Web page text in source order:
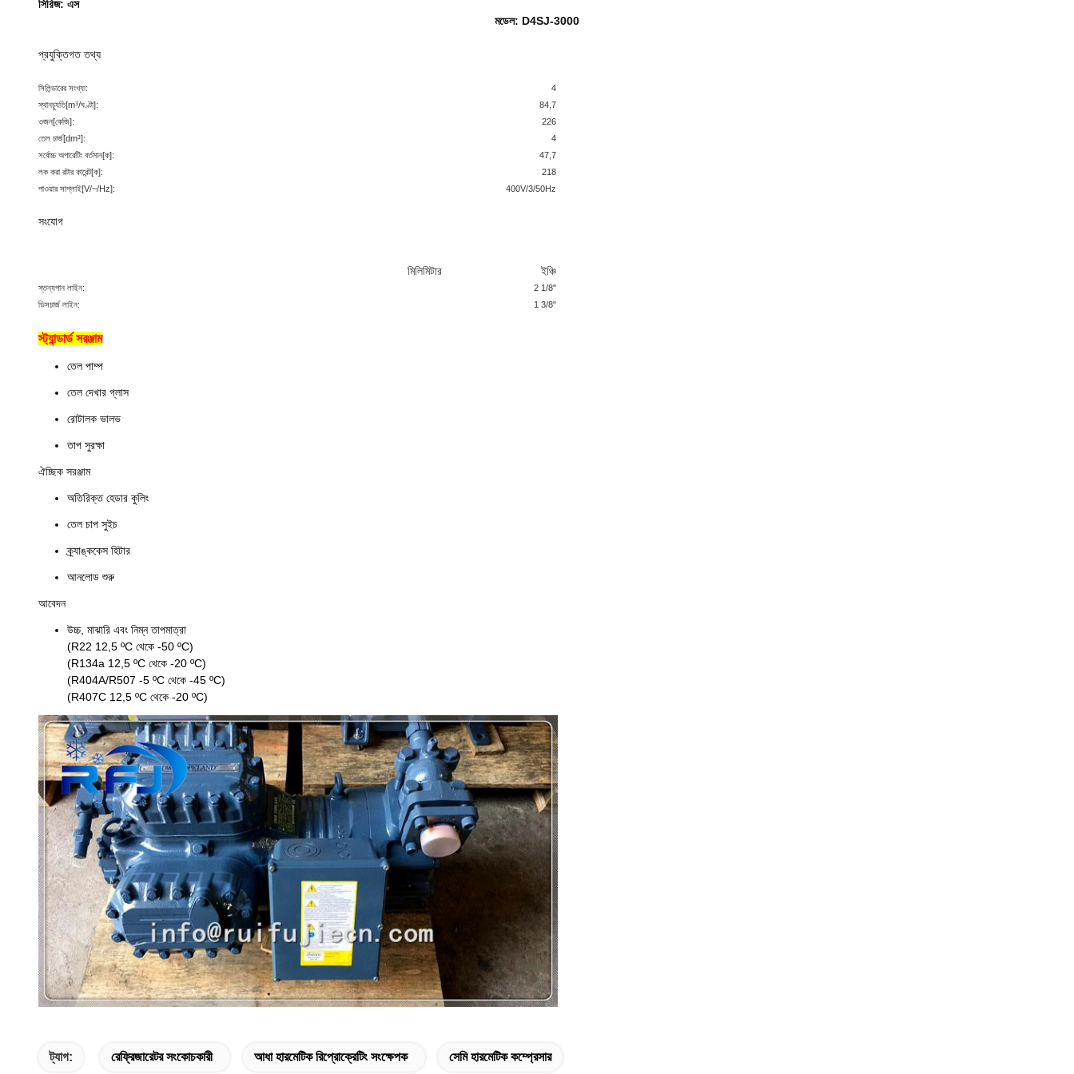
সিরিজ: এস
মডেল: D4SJ-3000
প্রযুক্তিগত তথ্য
সিলিন্ডারের সংখ্যা:
4
স্থানচ্যুতি[m³/ঘণ্টা]:
84,7
ওজন[কেজি]:
226
তেল চার্জ[dm³]:
4
সর্বোচ্চ অপারেটিং বর্তমান[ক]:
47,7
লক করা রটার কারেন্ট[ক]:
218
পাওয়ার সাপ্লাই[V/~/Hz]: 400V/3/50Hz
সংযোগ
মিলিমিটার ইঞ্চি
স্তন্যপান লাইন:
2 1/8"
ডিসচার্জ লাইন:
1 3/8"
স্ট্যান্ডার্ড সরঞ্জাম
তেল পাম্প
তেল দেখার গ্লাস
রোটালক ভালভ
তাপ সুরক্ষা
ঐচ্ছিক সরঞ্জাম
অতিরিক্ত হেডার কুলিং
তেল চাপ সুইচ
ক্র্যাঙ্ককেস হিটার
আনলোড শুরু
আবেদন
উচ্চ, মাঝারি এবং নিম্ন তাপমাত্রা
(R22 12,5 ºC থেকে -50 ºC)
(R134a 12,5 ºC থেকে -20 ºC)
(R404A/R507 -5 ºC থেকে -45 ºC)
(R407C 12,5 ºC থেকে -20 ºC)
ট্যাগ: রেফ্রিজারেটর সংকোচকারী আধা হারমেটিক রিপ্রোক্রেটিং সংক্ষেপক সেমি হারমেটিক কম্প্রেসার